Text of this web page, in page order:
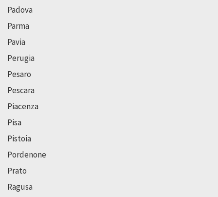
Padova
Parma
Pavia
Perugia
Pesaro
Pescara
Piacenza
Pisa
Pistoia
Pordenone
Prato
Ragusa